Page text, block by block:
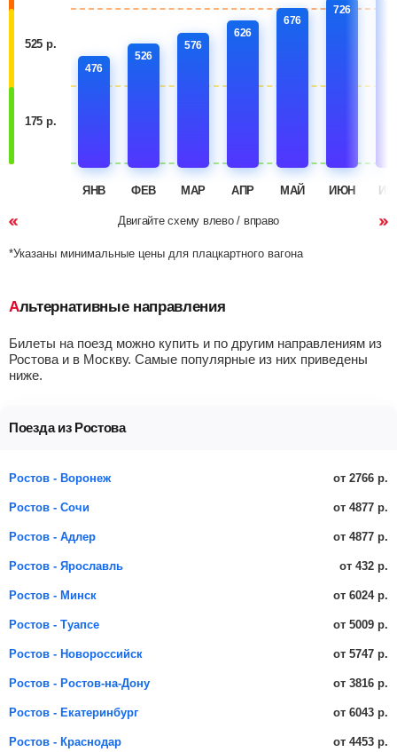
525 р.
175 р.
476
ЯНВ
526
ФЕВ
576
МАР
626
АПР
676
МАЙ
726
ИЮН
Двигайте схему влево / вправо
*Указаны минимальные цены для плацкартного вагона
Альтернативные направления
Билеты на поезд можно купить и по другим направлениям из
Ростова и в Москву. Самые популярные из них приведены
ниже.
Поезда из Ростова
Ростов - Воронеж от 2766 р.
Ростов - Сочи от 4877 р.
Ростов - Адлер от 4877 р.
Ростов - Ярославль от 432 р.
Ростов - Минск от 6024 р.
Ростов - Туапсе от 5009 р.
Ростов - Новороссийск от 5747 р.
Ростов - Ростов-на-Дону от 3816 р.
Ростов - Екатеринбург от 6043 р.
Ростов - Краснодар от 4453 р.